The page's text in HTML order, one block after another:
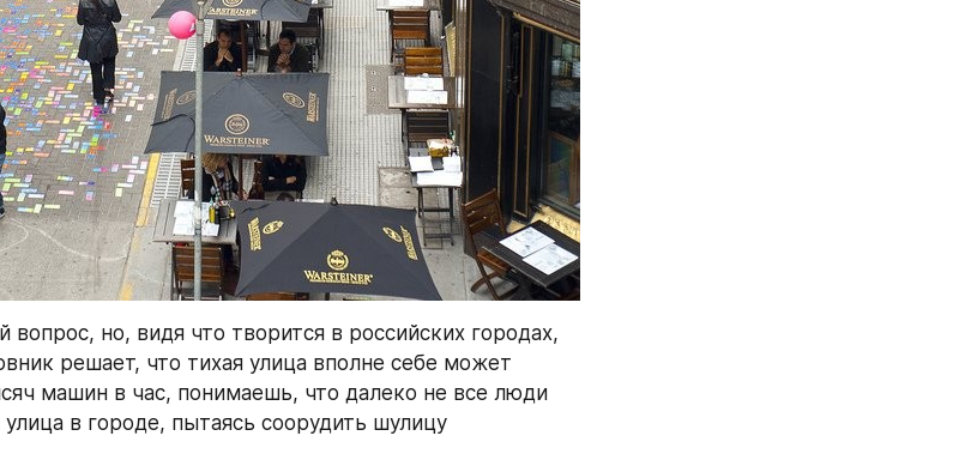
вопрос, но, видя что творится в российских городах,
решает, что тихая улица вполне себе может
машин в час, понимаешь, что далеко не все люди